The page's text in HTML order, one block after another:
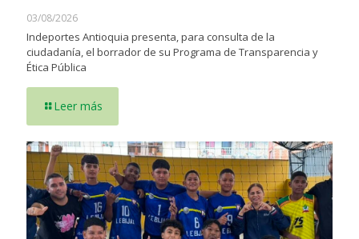
03/08/2026
Indeportes Antioquia presenta, para consulta de la
ciudadanía, el borrador de su Programa de Transparencia y
Ética Pública
Leer más